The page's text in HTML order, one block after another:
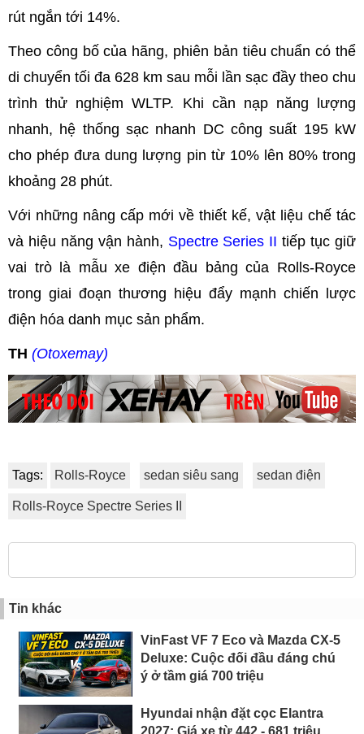
rút ngắn tới 14%.
Theo công bố của hãng, phiên bản tiêu chuẩn có thể
di chuyển tối đa 628 km sau mỗi lần sạc đầy theo chu
trình thử nghiệm WLTP. Khi cần nạp năng lượng
nhanh, hệ thống sạc nhanh DC công suất 195 kW
cho phép đưa dung lượng pin từ 10% lên 80% trong
khoảng 28 phút.
Với những nâng cấp mới về thiết kế, vật liệu chế tác
và hiệu năng vận hành, Spectre Series IItiếp tục giữ
vai trò là mẫu xe điện đầu bảng của Rolls-Royce
trong giai đoạn thương hiệu đẩy mạnh chiến lược
điện hóa danh mục sản phẩm.
TH (Otoxemay)
Tags: Rolls-Royce sedan siêu sang sedan điện
Rolls-Royce Spectre Series II
Tin khác
VinFast VF 7 Eco và Mazda CX-5
Deluxe: Cuộc đối đầu đáng chú
ý ở tầm giá 700 triệu
Hyundai nhận đặt cọc Elantra
2027: Giá xe từ 442 - 681 triệu